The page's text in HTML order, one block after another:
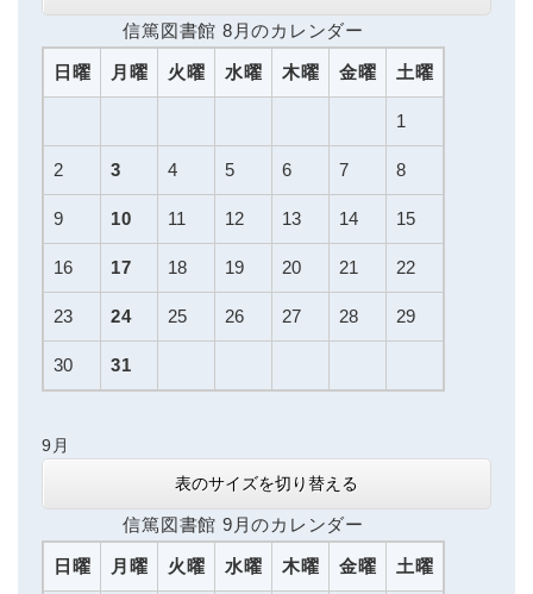
信篤図書館 8月のカレンダー
日曜 月曜 火曜 水曜 木曜 金曜 土曜
1
2 3 4 5 6 7 8
9 10 11 12 13 14 15
16 17 18 19 20 21 22
23 24 25 26 27 28 29
30 31
9月
表のサイズを切り替える
信篤図書館 9月のカレンダー
日曜 月曜 火曜 水曜 木曜 金曜 土曜